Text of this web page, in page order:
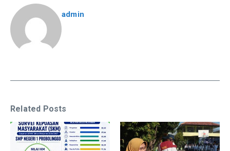
admin
Related Posts